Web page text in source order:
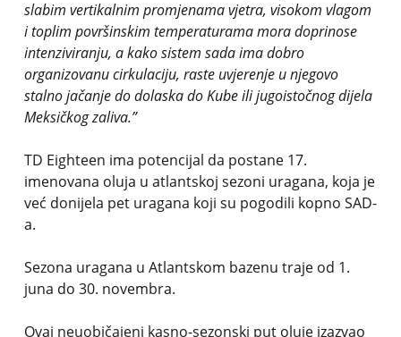
slabim vertikalnim promjenama vjetra, visokom vlagom
i toplim površinskim temperaturama mora doprinose
intenziviranju, a kako sistem sada ima dobro
organizovanu cirkulaciju, raste uvjerenje u njegovo
stalno jačanje do dolaska do Kube ili jugoistočnog dijela
Meksičkog zaliva.”
TD Eighteen ima potencijal da postane 17.
imenovana oluja u atlantskoj sezoni uragana, koja je
već donijela pet uragana koji su pogodili kopno SAD-
a.
Sezona uragana u Atlantskom bazenu traje od 1.
juna do 30. novembra.
Ovaj neuobičajeni kasno-sezonski put oluje izazvao